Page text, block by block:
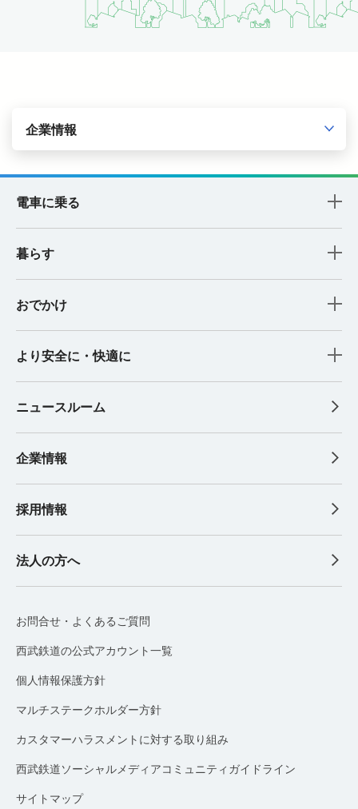
企業情報
電車に乗る
暮らす
おでかけ
より安全に・快適に
ニュースルーム
企業情報
採用情報
法人の方へ
お問合せ・よくあるご質問
西武鉄道の公式アカウント一覧
個人情報保護方針
マルチステークホルダー方針
カスタマーハラスメントに対する取り組み
西武鉄道ソーシャルメディアコミュニティガイドライン
サイトマップ